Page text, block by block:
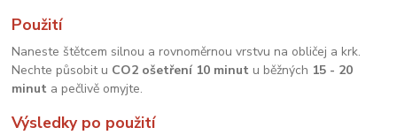
Použití
Naneste štětcem silnou a rovnoměrnou vrstvu na obličej a krk.
Nechte působit u CO2 ošetření 10 minut u běžných 15 - 20
minut a pečlivě omyjte.
Výsledky po použití